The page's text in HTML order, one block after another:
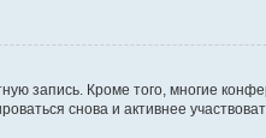
запись. Кроме того, многие
снова и активнее